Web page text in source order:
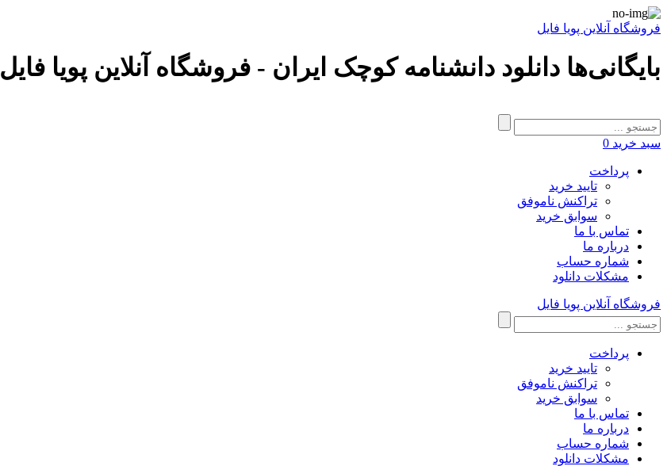
فروشگاه آنلاین پویا فایل
بایگانی‌ها دانلود دانشنامه کوچک ایران - فروشگاه آنلاین پویا فایل
سبد خرید 0
پرداخت
تایید خرید
تراکنش ناموفق
سوابق خرید
تماس با ما
درباره ما
شماره حساب
مشکلات دانلود
فروشگاه آنلاین پویا فایل
پرداخت
تایید خرید
تراکنش ناموفق
سوابق خرید
تماس با ما
درباره ما
شماره حساب
مشکلات دانلود